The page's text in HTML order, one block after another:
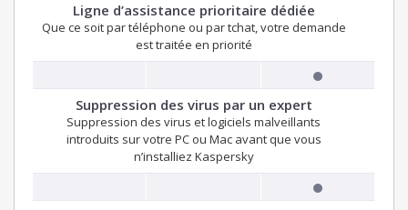
Ligne d’assistance prioritaire dédiée
Que ce soit par téléphone ou par tchat, votre demande
est traitée en priorité
Suppression des virus par un expert
Suppression des virus et logiciels malveillants
introduits sur votre PC ou Mac avant que vous
n’installiez Kaspersky